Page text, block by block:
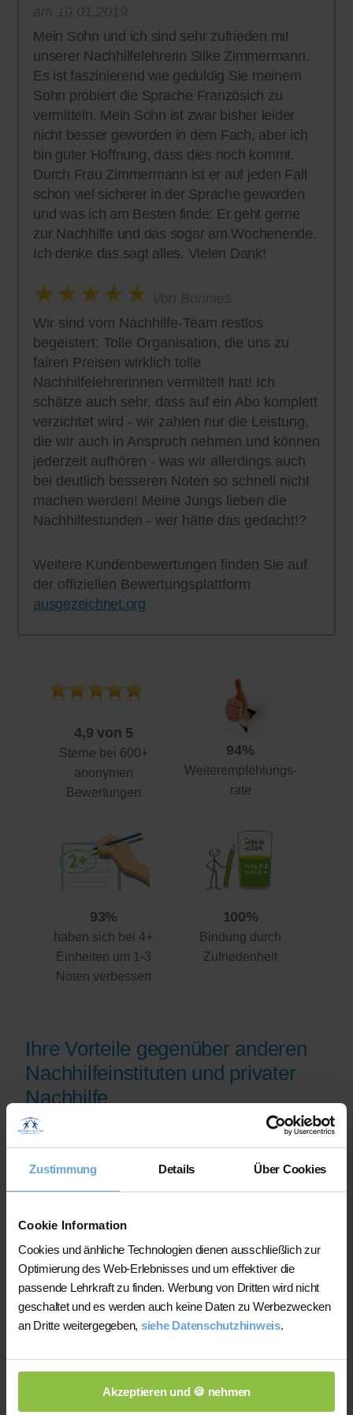
Zustimmung Details Über Cookies
Cookie Information
Cookies und änhliche Technologien dienen ausschließlich zur
Optimierung des Web-Erlebnisses und um effektiver die
passende Lehrkraft zu finden. Werbung von Dritten wird nicht
geschaltet und es werden auch keine Daten zu Werbezwecken
an Dritte weitergegeben, siehe Datenschutzhinweis.
Akzeptieren und 🍪 nehmen
Mein Sohn und ich sind sehr zufrieden mit
unserer Nachhilfelehrerin Silke Zimmermann.
Es ist faszinierend wie geduldig Sie meinem
Sohn probiert die Sprache Französich zu
vermitteln. Mein Sohn ist zwar bisher leider
nicht besser geworden in dem Fach, aber ich
bin guter Hoffnung, dass dies noch kommt.
Durch Frau Zimmermann ist er auf jeden Fall
schon viel sicherer in der Sprache geworden
und was ich am Besten finde: Er geht gerne
zur Nachhilfe und das sogar am Wochenende.
Ich denke das sagt alles. Vielen Dank!
Wir sind vom Nachhilfe-Team restlos
begeistert: Tolle Organisation, die uns zu
fairen Preisen wirklich tolle
Nachhilfelehrerinnen vermittelt hat! Ich
schätze auch sehr, dass auf ein Abo komplett
verzichtet wird - wir zahlen nur die Leistung,
die wir auch in Anspruch nehmen und können
jederzeit aufhören - was wir allerdings auch
bei deutlich besseren Noten so schnell nicht
machen werden! Meine Jungs lieben die
Nachhilfestunden - wer hätte das gedacht!?
Weitere Kundenbewertungen finden Sie auf
der offiziellen Bewertungsplattform
ausgezeichnet.org
4,9 von 5
Sterne bei 600+
anonymen
Bewertungen
94%
Weiterempfehlungs-
rate
93%
haben sich bei 4+
Einheiten um 1-3
Noten verbessert
100%
Bindung durch
Zufriedenheit
Ihre Vorteile gegenüber anderen
Nachhilfeinstituten und privater
Nachhilfe
Qualifikationsnachweise vor der
Freischaltung geprüft werden.
Nachhilfe-Team.net unterstützt Sie dabei,
möglichst schnell eine zu Ihrem Bedarf
passende Lehrkraft zu finden. Bei einem
Ausfall können Sie auf Wunsch bei der
Vermittlung einer anderen Lehrkraft
unterstützt werden.
ihren Unterricht eigenständig.
Die jeweilige Lehrkraft stimmt Lernziele,